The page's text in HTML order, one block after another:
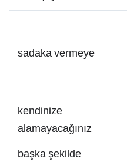
sadaka vermeye
kendinize
alamayacağınız
başka şekilde